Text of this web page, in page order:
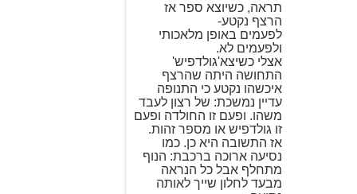
תראה, כשיוצא ספר אז
הרצף נקטע-
לפעמים באופן מלאכותי
ולפעמים לא.
אצלי כשיצא'גולדפיש'
התחושה היתה שהרצף
איכשהו נקטע כי התנופה
עדיין נמשכת: של רצון לעבד
משהו. ופעם זו החולדה ופעם
זו גולדפיש או מספר זהות.
אז התשובה היא כן. כמו
נסיעה ארוכה ברכבת: הנוף
מתחלף אבל כל הנראה
מבעד לחלון שייך לאותה